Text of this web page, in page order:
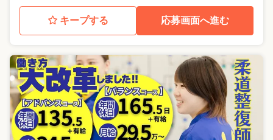
キープする 応募画面へ進む